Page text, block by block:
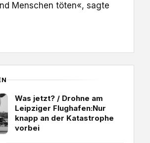
Menschen töten«, sagte
Was jetzt? / Drohne am
Leipziger Flughafen:Nur
knapp an der Katastrophe
vorbei